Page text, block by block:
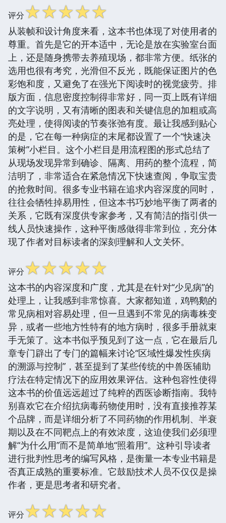
评分☆☆☆☆☆
从装帧和设计角度来看，这本书也体现了对使用者的
尊重。首先是它的开本适中，无论是放在实验室台面
上，还是随身携带去养殖现场，都非常方便。纸张的
选用也很有考究，光滑但不反光，既能保证图片的色
彩饱和度，又避免了在强光下阅读时的视觉疲劳。排
版方面，信息密度控制得非常好，同一页上既有详细
的文字说明，又有清晰的图表和关键信息的加粗或高
亮处理，使得阅读的节奏张弛有度。最让我感到贴心
的是，它在每一种病症的末尾都设置了一个“快速决
策树”小栏目。这个小栏目是用流程图的形式总结了
从现场发现异常到确诊、隔离、用药的整个流程，简
洁明了，非常适合在紧急情况下快速查阅，争取宝贵
的抢救时间。很多专业书籍在追求内容深度的同时，
往往会牺牲掉易用性，但这本书巧妙地平衡了两者的
关系，它既有深度供专家参考，又有简洁的指引供一
线人员快速操作，这种平衡感做得非常到位，充分体
现了作者对目标读者的深刻理解和人文关怀。
评分☆☆☆☆☆
这本书的内容深度和广度，尤其是在针对“少见病”的
处理上，让我感到非常惊喜。大家都知道，鸡鸭鹅的
常见病相对容易处理，但一旦遇到不常见的病毒株变
异，或者一些地方性特有的地方病时，很多手册就束
手无策了。这本书似乎预见到了这一点，它在最后几
章专门辟出了专门的篇幅来讨论“区域性爆发性疾病
的溯源与控制”，甚至提到了某些传统的中兽医辅助
疗法在特定情况下的应用效果评估。这种包容性使得
这本书的价值远远超过了纯粹的西医诊断指南。我特
别喜欢它在介绍抗病毒药物使用时，没有直接推荐某
个品牌，而是详细分析了不同药物的作用机制、半衰
期以及在不同靶点上的有效浓度，这迫使我们必须理
解“为什么用”而不是简单地“照着用”。这种引导读者
进行批判性思考的编写风格，是衡量一本专业书籍是
否真正成熟的重要标准。它鼓励技术人员不仅仅是操
作者，更是思考者和研究者。
评分☆☆☆☆☆